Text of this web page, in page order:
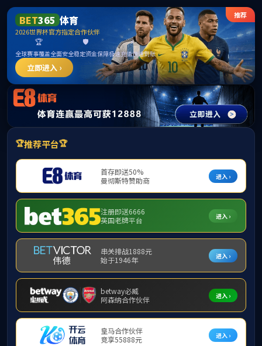
中国
网站首页 海外学习 国际学术会议 外国专
信息公开 海外学习资料